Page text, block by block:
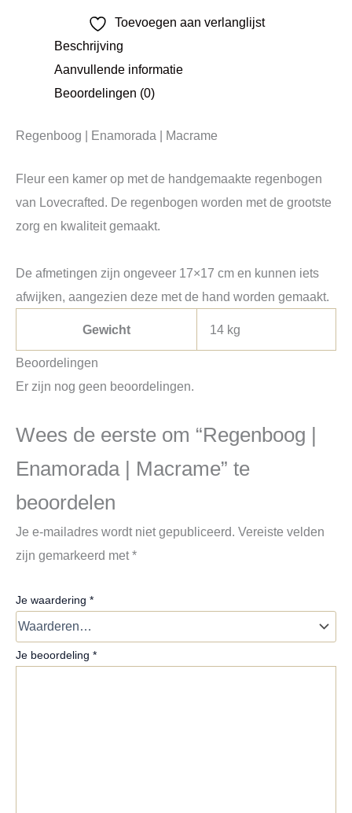
Toevoegen aan verlanglijst
Beschrijving
Aanvullende informatie
Beoordelingen (0)
Regenboog | Enamorada | Macrame
Fleur een kamer op met de handgemaakte regenbogen
van Lovecrafted. De regenbogen worden met de grootste
zorg en kwaliteit gemaakt.
De afmetingen zijn ongeveer 17×17 cm en kunnen iets
afwijken, aangezien deze met de hand worden gemaakt.
Gewicht 14 kg
Beoordelingen
Er zijn nog geen beoordelingen.
Wees de eerste om “Regenboog |
Enamorada | Macrame” te
beoordelen
Je e-mailadres wordt niet gepubliceerd. Vereiste velden
zijn gemarkeerd met*
Je waardering *
Je beoordeling *